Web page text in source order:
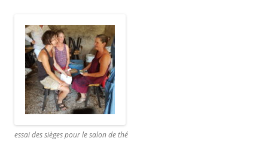
essai des sièges pour le salon de thé